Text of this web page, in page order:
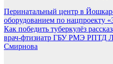
Навигация
по
записям
Перинатальный центр в
оборудованием по нацпроекту
Как победить туберкулёз
врач-фтизиатр ГБУ РМЭ РПТД
Смирнова